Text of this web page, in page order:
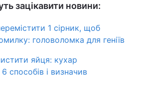
зацікавити новини:
1 сірник, щоб
головоломка для геніїв
яйця: кухар
способів і визначив